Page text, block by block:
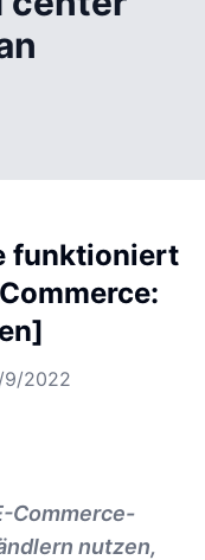
funktioniert
9/2022
Commerce-
nutzen,